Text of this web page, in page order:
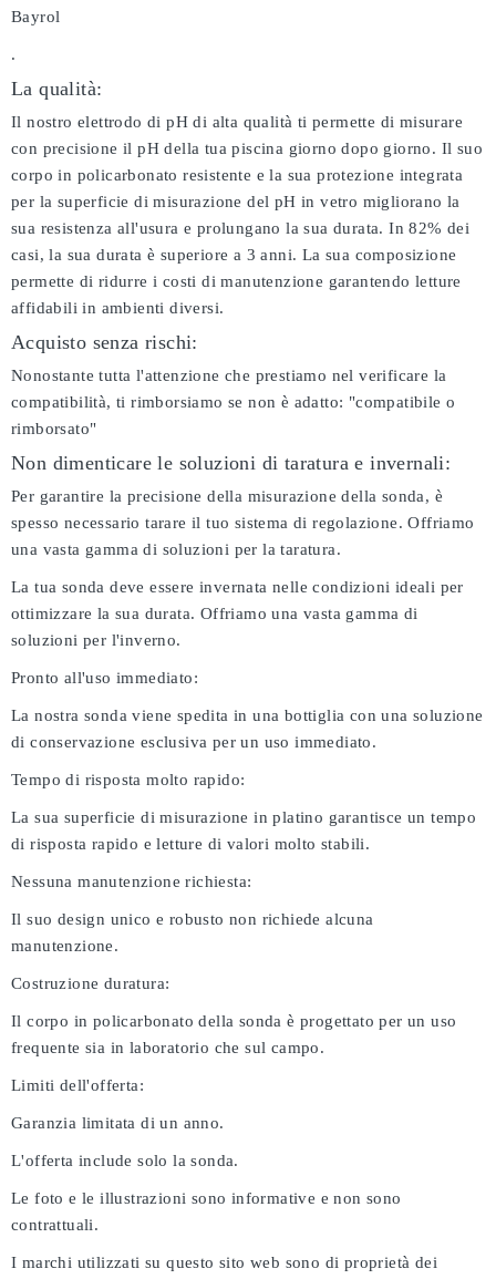
Bayrol
.
La qualità:
Il nostro elettrodo di pH di alta qualità ti permette di misurare
con precisione il pH della tua piscina giorno dopo giorno. Il suo
corpo in policarbonato resistente e la sua protezione integrata
per la superficie di misurazione del pH in vetro migliorano la
sua resistenza all'usura e prolungano la sua durata. In 82% dei
casi, la sua durata è superiore a 3 anni. La sua composizione
permette di ridurre i costi di manutenzione garantendo letture
affidabili in ambienti diversi.
Acquisto senza rischi:
Nonostante tutta l'attenzione che prestiamo nel verificare la
compatibilità, ti rimborsiamo se non è adatto: "compatibile o
rimborsato"
Non dimenticare le soluzioni di taratura e invernali:
Per garantire la precisione della misurazione della sonda, è
spesso necessario tarare il tuo sistema di regolazione. Offriamo
una vasta gamma di soluzioni per la taratura.
La tua sonda deve essere invernata nelle condizioni ideali per
ottimizzare la sua durata. Offriamo una vasta gamma di
soluzioni per l'inverno.
Pronto all'uso immediato:
La nostra sonda viene spedita in una bottiglia con una soluzione
di conservazione esclusiva per un uso immediato.
Tempo di risposta molto rapido:
La sua superficie di misurazione in platino garantisce un tempo
di risposta rapido e letture di valori molto stabili.
Nessuna manutenzione richiesta:
Il suo design unico e robusto non richiede alcuna
manutenzione.
Costruzione duratura:
Il corpo in policarbonato della sonda è progettato per un uso
frequente sia in laboratorio che sul campo.
Limiti dell'offerta:
Garanzia limitata di un anno.
L'offerta include solo la sonda.
Le foto e le illustrazioni sono informative e non sono
contrattuali.
I marchi utilizzati su questo sito web sono di proprietà dei